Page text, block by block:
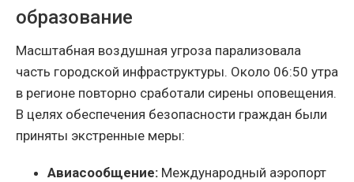
образование
Масштабная воздушная угроза парализовала
часть городской инфраструктуры. Около 06:50 утра
в регионе повторно сработали сирены оповещения.
В целях обеспечения безопасности граждан были
приняты экстренные меры:
Авиасообщение: Международный аэропорт